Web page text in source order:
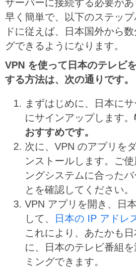
サーバーに接続する必要が
早く簡単で、以下のステッ
ドに従えば、日本国外から
グできるようになります。
VPN を使って日本のテレビ
する方法は、次の通りです。
まずはじめに、日本に
にサインアップします。
おすすめです。
次に、VPN のアプリを
ンストールします。ご
ングシステムに合った
とを確認してください。
VPN アプリを開き、日
して、
日本の IP アドレ
これにより、あたかも
に、日本のテレビ番組
ミングできます。